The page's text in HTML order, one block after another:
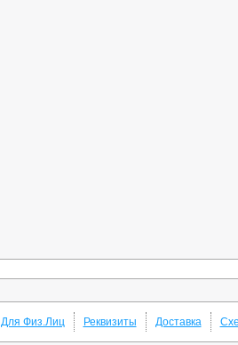
Для Физ.Лиц Реквизиты Доставка